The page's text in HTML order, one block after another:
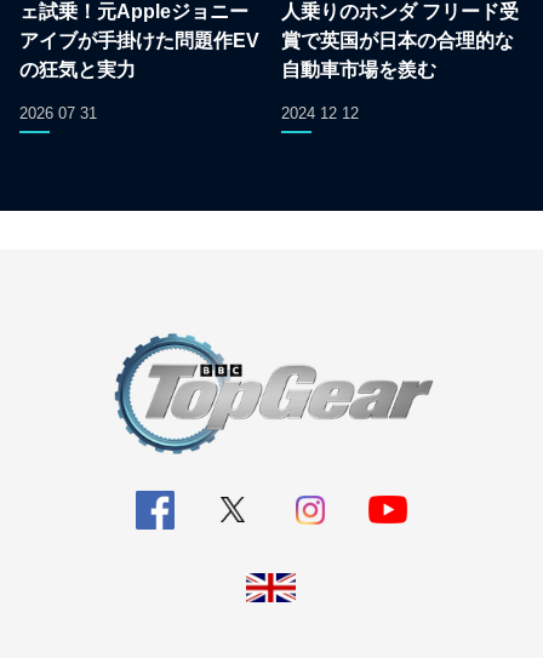
ェ試乗！元Appleジョニー
アイブが手掛けた問題作EV
の狂気と実力
2026 07 31
人乗りのホンダ フリード受
賞で英国が日本の合理的な
自動車市場を羨む
2024 12 12